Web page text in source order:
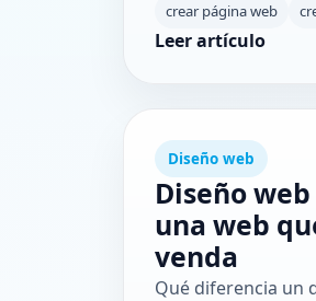
crear página web
Leer artículo
Diseño web
Diseño
una web
venda
Qué diferencia un